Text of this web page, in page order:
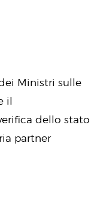
Ministri sulle
il
dello stato
partner